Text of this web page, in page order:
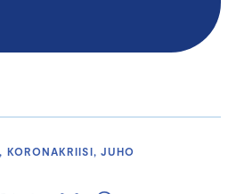
KORONAKRIISI, JUHO